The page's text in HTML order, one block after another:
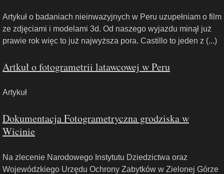
Artykuł o badaniach nieinwazyjnych w Peru uzupełniam o film
ze zdjęciami i modelami 3d. Od naszego wyjazdu minął już
prawie rok więc to już najwyższa pora. Castillo to jeden z (...)
Artkuł o fotogrametrii latawcowej w Peru
Artykuł
Dokumentacja Fotogrametryczna grodziska w
Wicinie
Na zlecenie Narodowego Instytutu Dziedzictwa oraz
Wojewódzkiego Urzędu Ochrony Zabytków w Zielonej Górze